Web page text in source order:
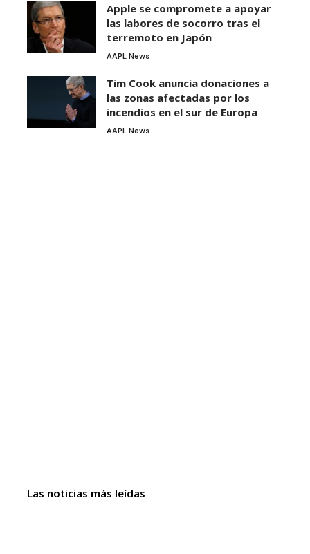
Apple se compromete a apoyar
las labores de socorro tras el
terremoto en Japón
AAPL News
Tim Cook anuncia donaciones a
las zonas afectadas por los
incendios en el sur de Europa
AAPL News
Las noticias más leídas